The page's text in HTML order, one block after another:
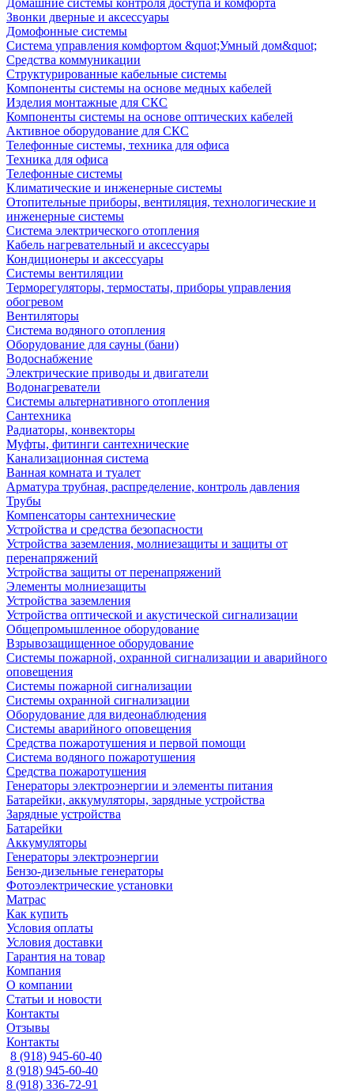
Домашние системы контроля доступа и комфорта
Звонки дверные и аксессуары
Домофонные системы
Система управления комфортом &quot;Умный дом&quot;
Средства коммуникации
Структурированные кабельные системы
Компоненты системы на основе медных кабелей
Изделия монтажные для СКС
Компоненты системы на основе оптических кабелей
Активное оборудование для СКС
Телефонные системы, техника для офиса
Техника для офиса
Телефонные системы
Климатические и инженерные системы
Отопительные приборы, вентиляция, технологические и
инженерные системы
Система электрического отопления
Кабель нагревательный и аксессуары
Кондиционеры и аксессуары
Системы вентиляции
Терморегуляторы, термостаты, приборы управления
обогревом
Вентиляторы
Система водяного отопления
Оборудование для сауны (бани)
Водоснабжение
Электрические приводы и двигатели
Водонагреватели
Системы альтернативного отопления
Сантехника
Радиаторы, конвекторы
Муфты, фитинги сантехнические
Канализационная система
Ванная комната и туалет
Арматура трубная, распределение, контроль давления
Трубы
Компенсаторы сантехнические
Устройства и средства безопасности
Устройства заземления, молниезащиты и защиты от
перенапряжений
Устройства защиты от перенапряжений
Элементы молниезащиты
Устройства заземления
Устройства оптической и акустической сигнализации
Общепромышленное оборудование
Взрывозащищенное оборудование
Системы пожарной, охранной сигнализации и аварийного
оповещения
Системы пожарной сигнализации
Системы охранной сигнализации
Оборудование для видеонаблюдения
Системы аварийного оповещения
Средства пожаротушения и первой помощи
Система водяного пожаротушения
Средства пожаротушения
Генераторы электроэнергии и элементы питания
Батарейки, аккумуляторы, зарядные устройства
Зарядные устройства
Батарейки
Аккумуляторы
Генераторы электроэнергии
Бензо-дизельные генераторы
Фотоэлектрические установки
Матрас
Как купить
Условия оплаты
Условия доставки
Гарантия на товар
Компания
О компании
Статьи и новости
Контакты
Отзывы
Контакты
8 (918) 945-60-40
8 (918) 945-60-40
8 (918) 336-72-91